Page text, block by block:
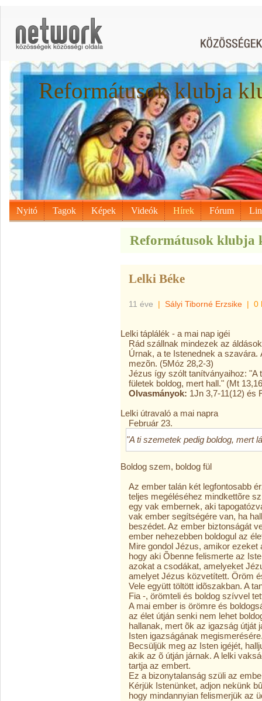
Reformátusok klubja
Nyitó Tagok Képek Videók Hírek Fórum
Reformátusok klubja
Lelki Béke
11 éve | Sályi Tiborné Erzsike | 0
Lelki táplálék - a mai nap igéi
Rád szállnak mindezek az
Úrnak, a te Istenednek a
mezõn. (5Móz 28,2-3)
Jézus így szólt tanítványaihoz: "A
fületek boldog, mert hall." (Mt
Olvasmányok: 1Jn 3,7-11(12) és
Lelki útravaló a mai napra
Február 23.
"A ti szemetek pedig boldog, mert
Boldog szem, boldog fül
Az ember talán két legfontosabb
teljes megéléséhez mindkettõre
egy vak embernek, aki
vak ember segítségére van, ha
beszédet. Az ember biztonságát
ember nehezebben boldogul az
Mire gondol Jézus, amikor
hogy aki Õbenne felismerte az
azokat a csodákat, amelyeket
amelyet Jézus közvetített. Öröm
Vele együtt töltött idõszakban. A
Fia -, örömteli és boldog szívvel
A mai ember is örömre és
az élet útján senki nem lehet
hallanak, mert õk az igazság útját
Isten igazságának
Becsüljük meg az Isten igéjét,
akik az õ útján járnak. A lelki
tartja az embert.
Ez a bizonytalanság szüli az
Kérjük Istenünket, adjon nekünk
hogy mindannyian felismerjük az